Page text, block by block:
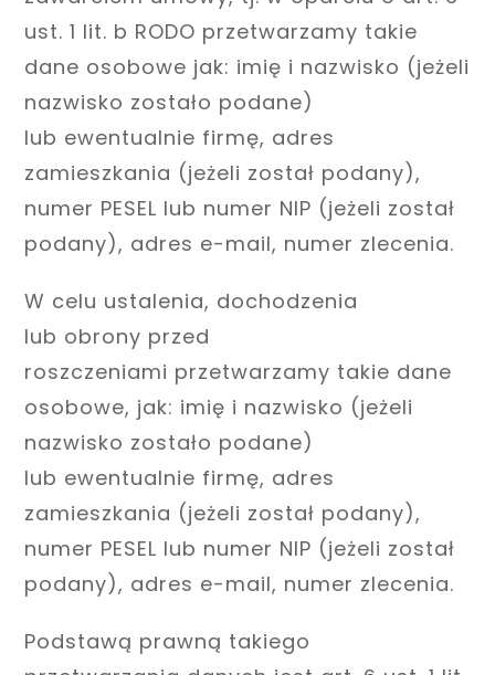
ust. 1 lit. b RODO przetwarzamy takie
dane osobowe jak: imię i nazwisko (jeżeli
nazwisko zostało podane)
lub ewentualnie firmę, adres
zamieszkania (jeżeli został podany),
numer PESEL lub numer NIP (jeżeli został
podany), adres e-mail, numer zlecenia.
W celu ustalenia, dochodzenia
lub obrony przed
roszczeniami przetwarzamy takie dane
osobowe, jak: imię i nazwisko (jeżeli
nazwisko zostało podane)
lub ewentualnie firmę, adres
zamieszkania (jeżeli został podany),
numer PESEL lub numer NIP (jeżeli został
podany), adres e-mail, numer zlecenia.
Podstawą prawną takiego